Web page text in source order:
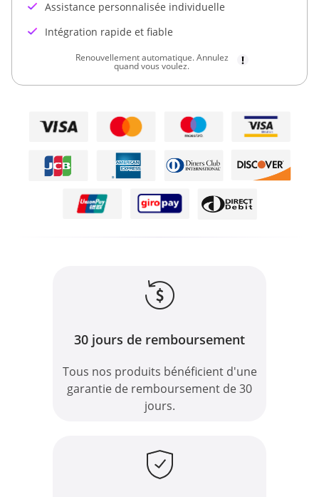
Assistance personnalisée individuelle
Intégration rapide et fiable
Renouvellement automatique. Annulez
quand vous voulez.
30 jours de remboursement
Tous nos produits bénéficient d'une
garantie de remboursement de 30
jours.